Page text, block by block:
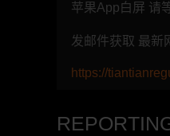
苹果App白屏 请
发邮件获取 最新
https://